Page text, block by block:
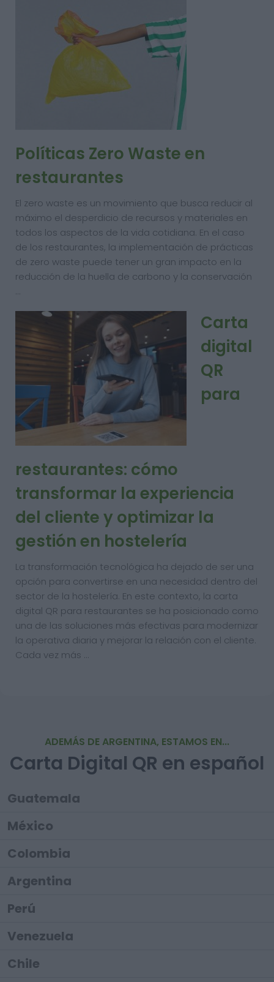
Políticas Zero Waste en
restaurantes
El zero waste es un movimiento que busca reducir al
máximo el desperdicio de recursos y materiales en
todos los aspectos de la vida cotidiana. En el caso
de los restaurantes, la implementación de prácticas
de zero waste puede tener un gran impacto en la
reducción de la huella de carbono y la conservación
…
Carta
digital
QR
para
restaurantes: cómo
transformar la experiencia
del cliente y optimizar la
gestión en hostelería
La transformación tecnológica ha dejado de ser una
opción para convertirse en una necesidad dentro del
sector de la hostelería. En este contexto, la carta
digital QR para restaurantes se ha posicionado como
una de las soluciones más efectivas para modernizar
la operativa diaria y mejorar la relación con el cliente.
Cada vez más …
ADEMÁS DE ARGENTINA, ESTAMOS EN...
Carta Digital QR en español
Guatemala
México
Colombia
Argentina
Perú
Venezuela
Chile